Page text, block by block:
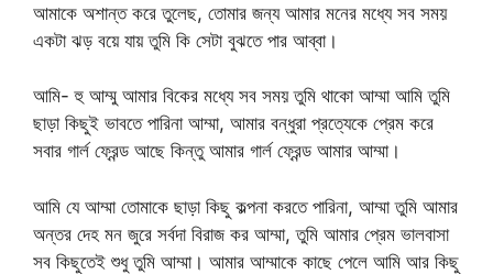
আমাকে অশান্ত করে তুলেছ, তোমার জন্য আমার মনের মধ্যে সব সময়
একটা ঝড় বয়ে যায় তুমি কি সেটা বুঝতে পার আব্বা।
আমি- হু আম্মু আমার বিকের মধ্যে সব সময় তুমি থাকো আম্মা আমি তুমি
ছাড়া কিছুই ভাবতে পারিনা আম্মা, আমার বন্ধুরা প্রত্যেকে প্রেম করে
সবার গার্ল ফ্রেন্ড আছে কিন্তু আমার গার্ল ফ্রেন্ড আমার আম্মা।
আমি যে আম্মা তোমাকে ছাড়া কিছু কল্পনা করতে পারিনা, আম্মা তুমি আমার
অন্তর দেহ মন জুরে সর্বদা বিরাজ কর আম্মা, তুমি আমার প্রেম ভালবাসা
সব কিছুতেই শুধু তুমি আম্মা। আমার আম্মাকে কাছে পেলে আমি আর কিছু